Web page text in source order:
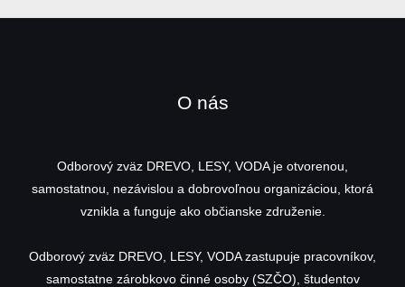
O nás
Odborový zväz DREVO, LESY, VODA je otvorenou,
samostatnou, nezávislou a dobrovoľnou organizáciou, ktorá
vznikla a funguje ako občianske združenie.
Odborový zväz DREVO, LESY, VODA zastupuje pracovníkov,
samostatne zárobkovo činné osoby (SZČO), študentov